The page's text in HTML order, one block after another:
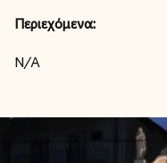
Περιεχόμενα:
N/A